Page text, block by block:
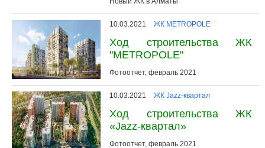
10.03.2021 ЖК METROPOLE
Ход строительства ЖК
"METROPOLE"
Фотоотчет, февраль 2021
10.03.2021 ЖК Jazz-квартал
Ход строительства ЖК
«Jazz-квартал»
Фотоотчет, февраль 2021